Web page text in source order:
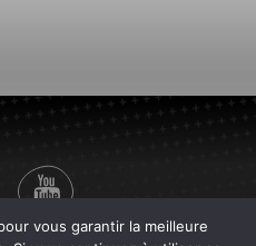
vous garantir la meilleure